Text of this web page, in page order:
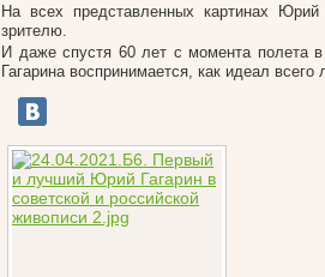
На всех представленных картинах
зрителю.
И даже спустя 60 лет с момента полета
Гагарина воспринимается, как идеал